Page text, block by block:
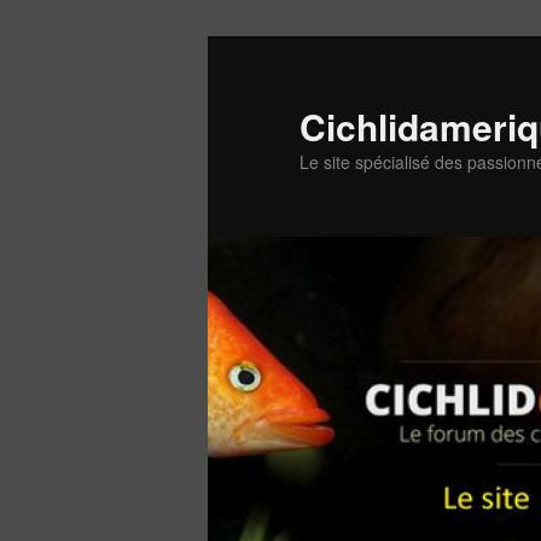
Le site spécialisé des